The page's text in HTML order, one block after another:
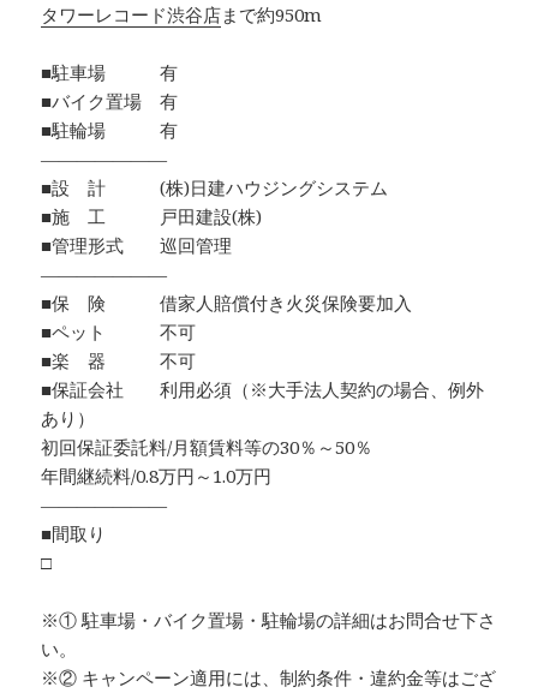
タワーレコード渋谷店まで約950m
■駐車場 有
■バイク置場 有
■駐輪場 有
―――――――
■設 計 (株)日建ハウジングシステム
■施 工 戸田建設(株)
■管理形式 巡回管理
―――――――
■保 険 借家人賠償付き火災保険要加入
■ペット 不可
■楽 器 不可
■保証会社 利用必須（※大手法人契約の場合、例外
あり）
初回保証委託料/月額賃料等の30％～50％
年間継続料/0.8万円～1.0万円
―――――――
■間取り
□
※① 駐車場・バイク置場・駐輪場の詳細はお問合せ下さ
い。
※② キャンペーン適用には、制約条件・違約金等はござ